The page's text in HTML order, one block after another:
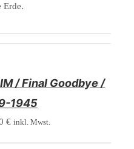
Erde.
/ Final Goodbye /
1945
€ inkl. Mwst.